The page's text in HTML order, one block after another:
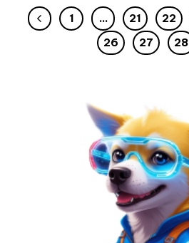
1 … 21 22
26
27 28